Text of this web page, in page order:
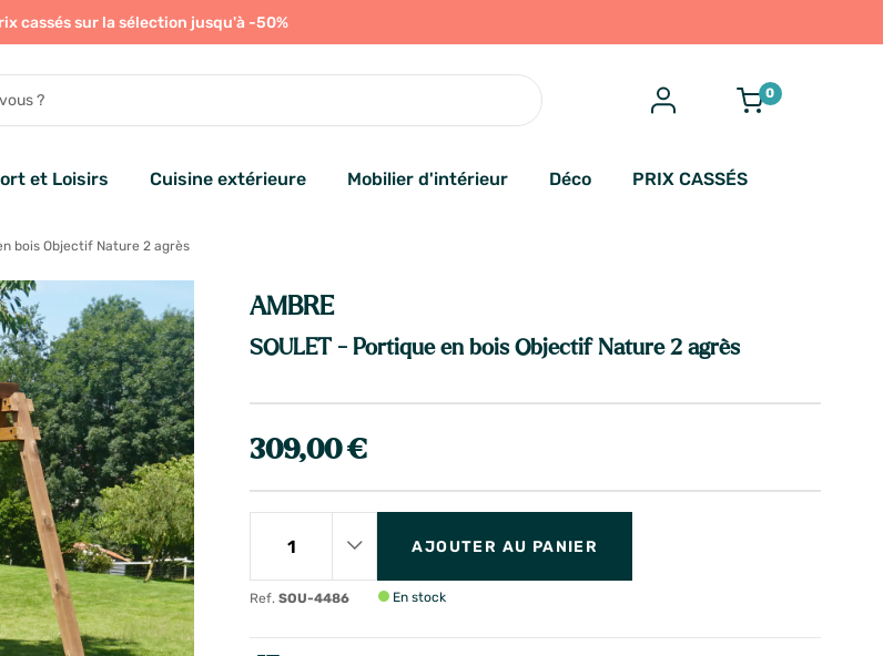
cassés sur la sélection jusqu'à -50%
0
et Loisirs Cuisine extérieure Mobilier d'intérieur Déco PRIX CASSÉS
bois Objectif Nature 2 agrès
AMBRE
SOULET - Portique en bois Objectif Nature 2 agrès
309,00 €
Ref.SOU-4486
AJOUTER AU PANIER
En stock